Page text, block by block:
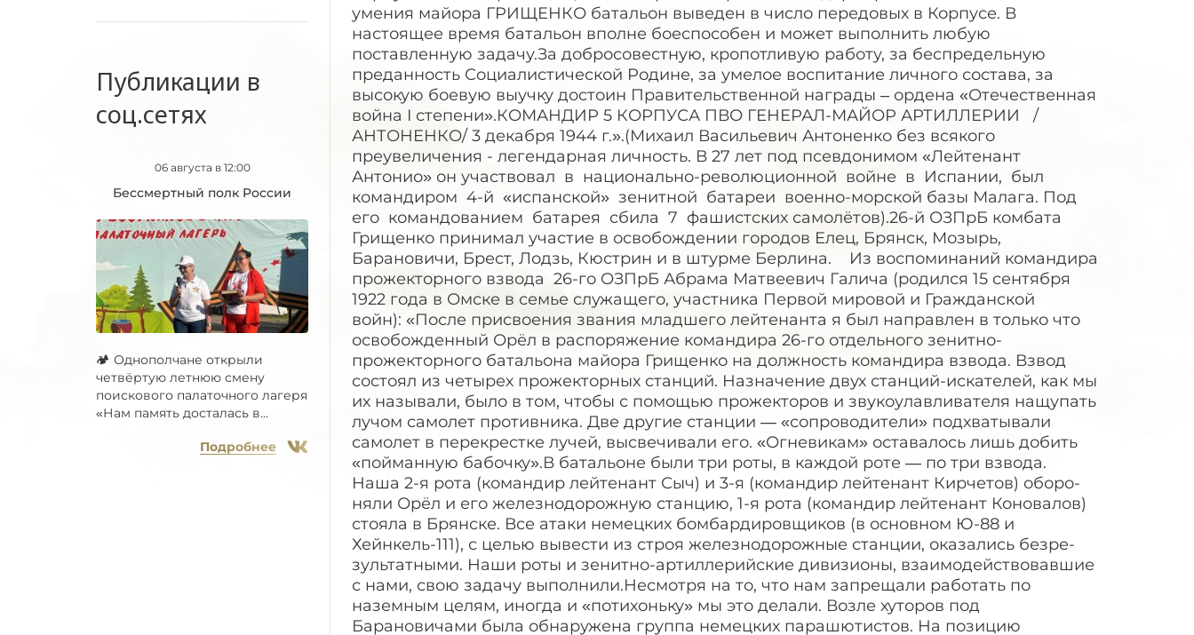
Публикации в
соц.сетях
06 августа в 12:00
Бессмертный полк России
🏕 Однополчане открыли
четвёртую летнюю смену
поискового палаточного лагеря
«Нам память досталась в...
Подробнее